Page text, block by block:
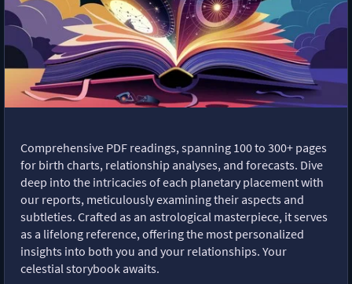
Comprehensive PDF readings, spanning 100 to 300+ pages
for birth charts, relationship analyses, and forecasts. Dive
deep into the intricacies of each planetary placement with
our reports, meticulously examining their aspects and
subtleties. Crafted as an astrological masterpiece, it serves
as a lifelong reference, offering the most personalized
insights into both you and your relationships. Your
celestial storybook awaits.